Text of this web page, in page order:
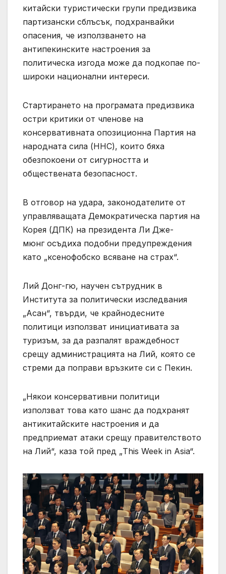
китайски туристически групи предизвика
партизански сблъсък, подхранвайки
опасения, че използването на
антипекинските настроения за
политическа изгода може да подкопае по-
широки национални интереси.
Стартирането на програмата предизвика
остри критики от членове на
консервативната опозиционна Партия на
народната сила (ННС), които бяха
обезпокоени от сигурността и
обществената безопасност.
В отговор на удара, законодателите от
управляващата Демократическа партия на
Корея (ДПК) на президента Ли Дже-
мюнг осъдиха подобни предупреждения
като „ксенофобско всяване на страх“.
Лий Донг-гю, научен сътрудник в
Института за политически изследвания
„Асан“, твърди, че крайнодесните
политици използват инициативата за
туризъм, за да разпалят враждебност
срещу администрацията на Лий, която се
стреми да поправи връзките си с Пекин.
„Някои консервативни политици
използват това като шанс да подхранят
антикитайските настроения и да
предприемат атаки срещу правителството
на Лий“, каза той пред „This Week in Asia“.